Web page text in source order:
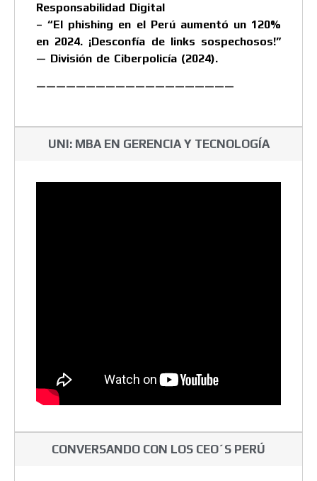
Responsabilidad Digital
– “El phishing en el Perú aumentó un 120%
en 2024. ¡Desconfía de links sospechosos!”
— División de Ciberpolicía (2024).
————————————————————
UNI: MBA EN GERENCIA Y TECNOLOGÍA
CONVERSANDO CON LOS CEO´S PERÚ